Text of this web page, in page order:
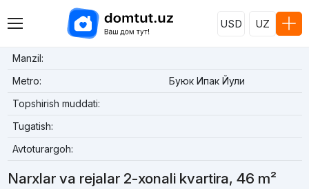
USD UZ
Manzil:
Metro:
Буюк Ипак Йули
Topshirish muddati:
Tugatish:
Avtoturargoh:
Narxlar va rejalar 2-xonali kvartira, 46 m²